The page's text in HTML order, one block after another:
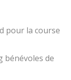
pour la course
bénévoles de